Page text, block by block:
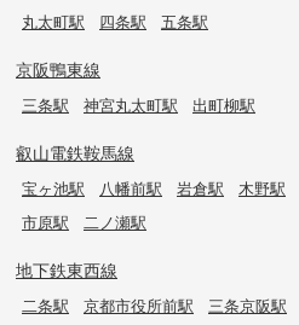
丸太町駅
四条駅 五条駅
京阪鴨東線
三条駅 神宮丸太町駅 出町柳駅
叡山電鉄鞍馬線
宝ヶ池駅 八幡前駅 岩倉駅 木野駅
市原駅
二ノ瀬駅
地下鉄東西線
二条駅 京都市役所前駅 三条京阪駅